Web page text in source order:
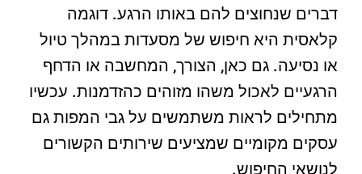
דברים שנחוצים להם באותו הרגע. דוגמה
קלאסית היא חיפוש של מסעדות במהלך טיול
או נסיעה. גם כאן, הצורך, המחשבה או הדחף
הרגעיים לאכול משהו מזוהים כהזדמנות. עכשיו
מתחילים לראות משתמשים על גבי המפות גם
עסקים מקומיים שמציעים שירותים הקשורים
לנושאי החיפוש.